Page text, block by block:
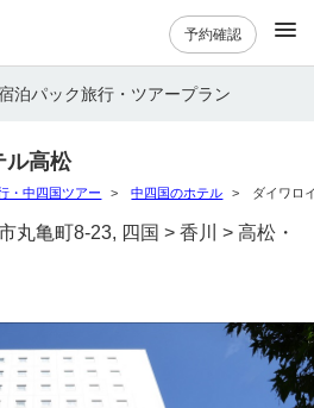
予約確認
泊パック旅行・ツアープラン
ル高松
・中四国ツアー 中四国のホテル ダイワロ
丸亀町8-23, 四国 > 香川 > 高松・